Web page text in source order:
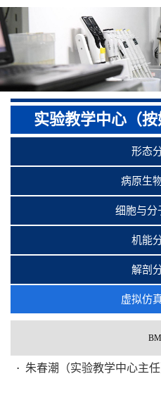
实验教学中心（按
形态
病原生
细胞与分
机能
解剖
虚拟仿
朱春潮（实验教学中心主任